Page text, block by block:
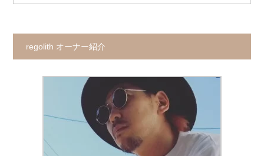
regolith オーナー紹介